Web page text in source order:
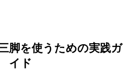
脚を使うための実践ガ
イド